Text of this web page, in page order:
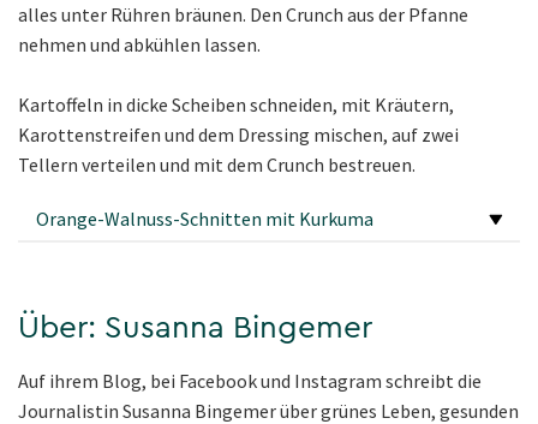
alles unter Rühren bräunen. Den Crunch aus der Pfanne
nehmen und abkühlen lassen.
Kartoffeln in dicke Scheiben schneiden, mit Kräutern,
Karottenstreifen und dem Dressing mischen, auf zwei
Tellern verteilen und mit dem Crunch bestreuen.
Orange-Walnuss-Schnitten mit Kurkuma
Über: Susanna Bingemer
Auf ihrem Blog, bei Facebook und Instagram schreibt die
Journalistin Susanna Bingemer über grünes Leben, gesunden